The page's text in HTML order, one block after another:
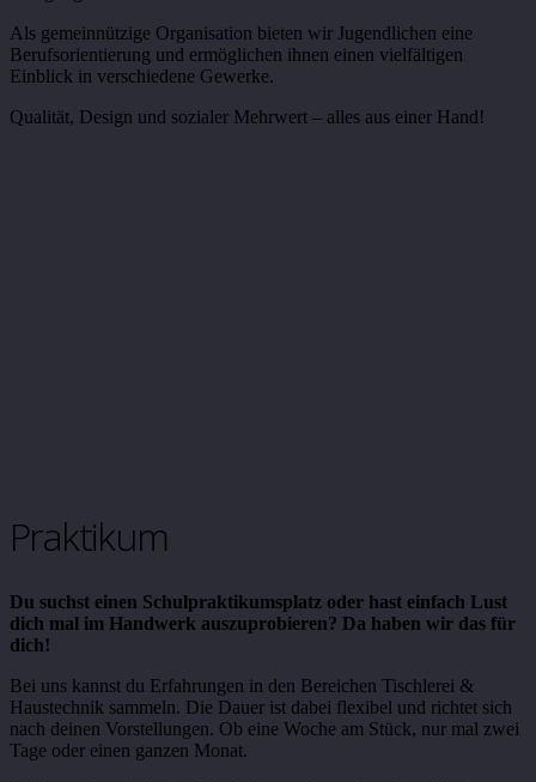
Als gemeinnützige Organisation bieten wir Jugendlichen eine
Berufsorientierung und ermöglichen ihnen einen vielfältigen
Einblick in verschiedene Gewerke.
Qualität, Design und sozialer Mehrwert – alles aus einer Hand!
Praktikum
Du suchst einen Schulpraktikumsplatz oder hast einfach Lust
dich mal im Handwerk auszuprobieren? Da haben wir das für
dich!
Bei uns kannst du Erfahrungen in den Bereichen Tischlerei &
Haustechnik sammeln. Die Dauer ist dabei flexibel und richtet sich
nach deinen Vorstellungen. Ob eine Woche am Stück, nur mal zwei
Tage oder einen ganzen Monat.